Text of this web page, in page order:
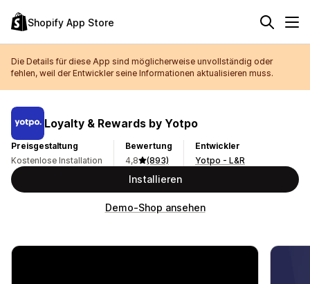
Shopify App Store
Die Details für diese App sind möglicherweise unvollständig oder
fehlen, weil der Entwickler seine Informationen aktualisieren muss.
Loyalty & Rewards by Yotpo
Preisgestaltung
Kostenlose Installation
Bewertung
4,8
(893)
Entwickler
Yotpo - L&R
Installieren
Demo-Shop ansehen